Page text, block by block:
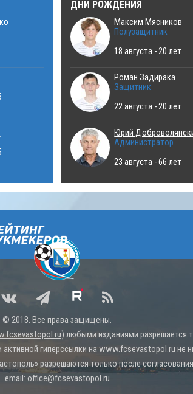
ДНИ РОЖДЕНИЯ
Максим Мясников
Полузащитник
18 августа - 20 лет
Роман Задирака
Защитник
22 августа - 20 лет
Юрий
Администратор
23 августа - 66 лет
© 2018. Все права защищены.
) любыми изданиями разрешается
гиперссылки на www.fcsevastopol.ru не
разрешаются только после
email: office@fcsevastopol.ru